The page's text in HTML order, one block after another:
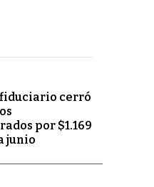
cerró
por $1.169
junio